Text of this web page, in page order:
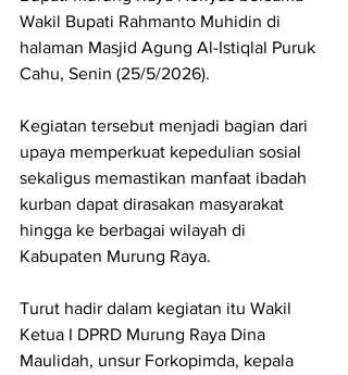
Wakil Bupati Rahmanto Muhidin di
halaman Masjid Agung Al-Istiqlal Puruk
Cahu, Senin (25/5/2026).
Kegiatan tersebut menjadi bagian dari
upaya memperkuat kepedulian sosial
sekaligus memastikan manfaat ibadah
kurban dapat dirasakan masyarakat
hingga ke berbagai wilayah di
Kabupaten Murung Raya.
Turut hadir dalam kegiatan itu Wakil
Ketua I DPRD Murung Raya Dina
Maulidah, unsur Forkopimda, kepala